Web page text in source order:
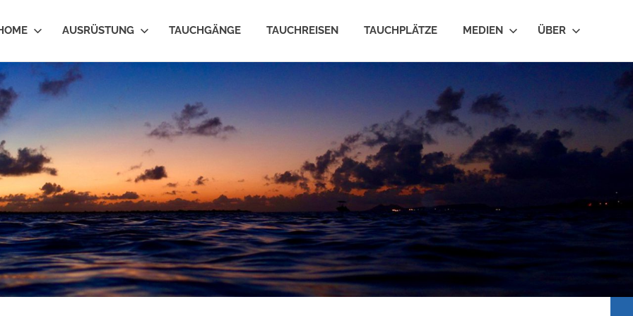
AUSRÜSTUNG TAUCHGÄNGE TAUCHREISEN TAUCHPLÄTZE MEDIEN ÜBER